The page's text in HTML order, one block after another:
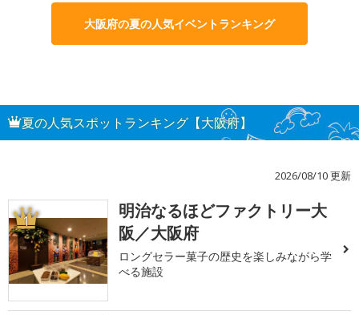
大阪府の夏の人気イベントランキング
夏の人気スポットランキング【大阪府】
2026/08/10 更新
1
明治なるほどファクトリー大
阪／大阪府
ロングセラー菓子の歴史を楽しみながら学
べる施設